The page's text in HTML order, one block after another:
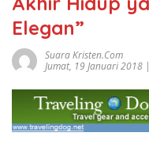
Elegan”
Suara Kristen.com
Jumat, 19 Januari 2018